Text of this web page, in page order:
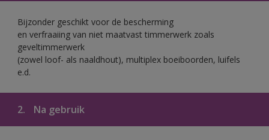
Bijzonder geschikt voor de bescherming
en verfraaiing van niet maatvast timmerwerk zoals
geveltimmerwerk
(zowel loof- als naaldhout), multiplex boeiboorden, luifels
e.d.
2. Na gebruik